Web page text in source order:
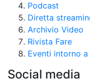
Podcast
Diretta
Archivio Video
Rivista Fare
Eventi intorno a
Social media